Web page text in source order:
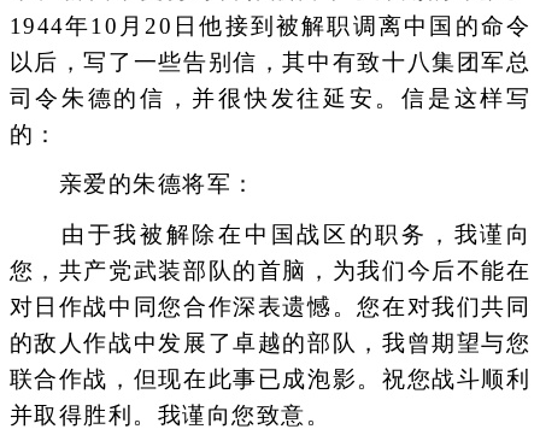
1944年10月20日他接到被解职调离中国的命令
以后，写了一些告别信，其中有致十八集团军总
司令朱德的信，并很快发往延安。信是这样写
的：
亲爱的朱德将军：
由于我被解除在中国战区的职务，我谨向
您，共产党武装部队的首脑，为我们今后不能在
对日作战中同您合作深表遗憾。您在对我们共同
的敌人作战中发展了卓越的部队，我曾期望与您
联合作战，但现在此事已成泡影。祝您战斗顺利
并取得胜利。我谨向您致意。